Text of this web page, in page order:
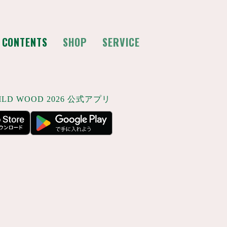
CONTENTS SHOP
SERVICE
WOOD 2026 公式アプリ